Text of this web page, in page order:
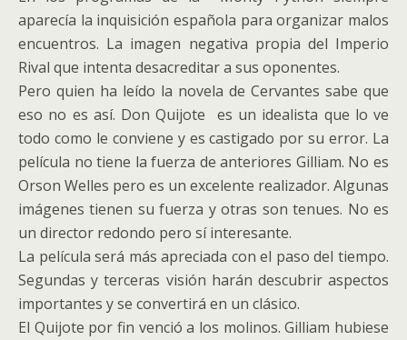
aparecía la inquisición española para organizar malos
encuentros. La imagen negativa propia del Imperio
Rival que intenta desacreditar a sus oponentes.
Pero quien ha leído la novela de Cervantes sabe que
eso no es así. Don Quijote es un idealista que lo ve
todo como le conviene y es castigado por su error. La
película no tiene la fuerza de anteriores Gilliam. No es
Orson Welles pero es un excelente realizador. Algunas
imágenes tienen su fuerza y otras son tenues. No es
un director redondo pero sí interesante.
La película será más apreciada con el paso del tiempo.
Segundas y terceras visión harán descubrir aspectos
importantes y se convertirá en un clásico.
El Quijote por fin venció a los molinos. Gilliam hubiese